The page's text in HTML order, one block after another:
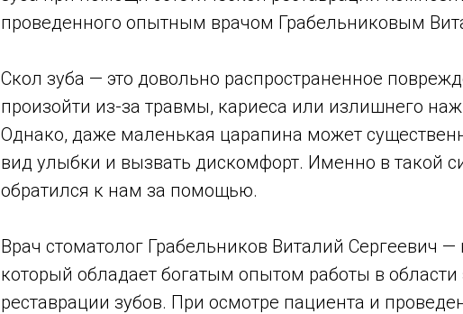
проведенного опытным врачом Грабельниковым
Скол зуба — это довольно распространенное
произойти из-за травмы, кариеса или излишнего
Однако, даже маленькая царапина может
вид улыбки и вызвать дискомфорт. Именно в такой
обратился к нам за помощью.
Врач стоматолог Грабельников Виталий Сергеевич
который обладает богатым опытом работы в области
реставрации зубов. При осмотре пациента и